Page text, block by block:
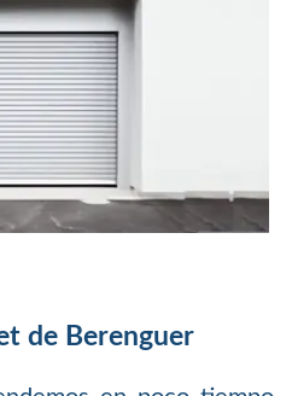
de Berenguer